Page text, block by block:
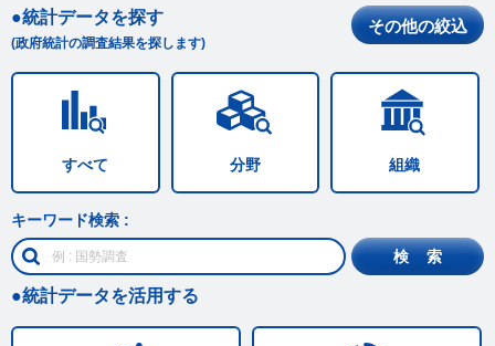
統計データを探す
(政府統計の調査結果を探します)
その他の絞込
すべて 分野 組織
キーワード検索 :
例
:
人
口
検 索
統計データを活用する